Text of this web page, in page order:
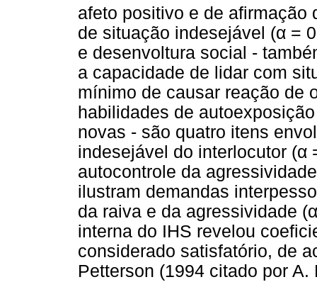
afeto positivo e de afirmação
de situação indesejável (α =
e desenvoltura social -
a capacidade de lidar com
mínimo de causar reação de
habilidades de
novas - são quatro itens
indesejável do interlocutor (α
autocontrole da
ilustram demandas
da raiva e da agressividade (α
interna do IHS revelou
considerado satisfatório, de
Petterson (1994 citado por